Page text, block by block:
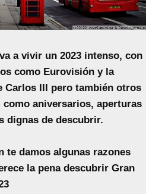
a vivir un 2023 intenso, con
como Eurovisión y la
Carlos III pero también otros
aniversarios, aperturas
dignas de descubrir.
te damos algunas razones
la pena descubrir Gran